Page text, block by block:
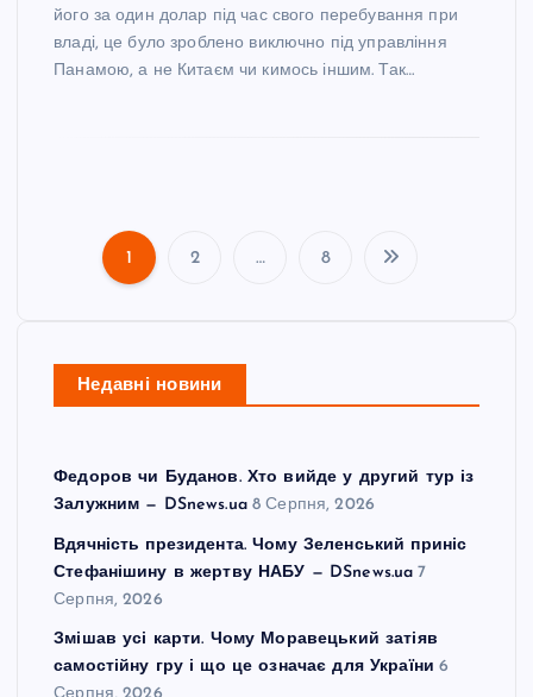
його за один долар під час свого перебування при
владі, це було зроблено виключно під управління
Панамою, а не Китаєм чи кимось іншим. Так…
г
н
а
ц
1 2 … 8
Недавні новини
Федоров чи Буданов. Хто вийде у другий тур із
Залужним — DSnews.ua 8 Серпня, 2026
Вдячність президента. Чому Зеленський приніс
Стефанішину в жертву НАБУ — DSnews.ua 7
Серпня, 2026
Змішав усі карти. Чому Моравецький затіяв
самостійну гру і що це означає для України 6